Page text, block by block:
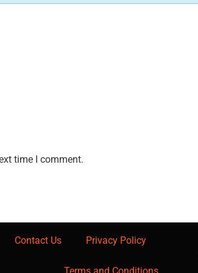
time I comment.
Contact Us Privacy Policy